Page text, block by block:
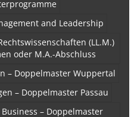
and Leadership
(LL.M.)
oder M.A.-Abschluss
– Doppelmaster Wuppertal
– Doppelmaster Passau
– Doppelmaster